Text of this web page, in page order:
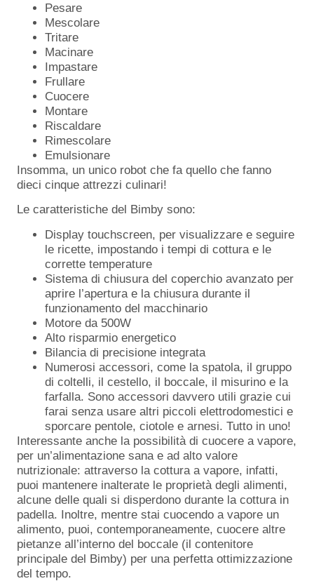
Pesare
Mescolare
Tritare
Macinare
Impastare
Frullare
Cuocere
Montare
Riscaldare
Rimescolare
Emulsionare
Insomma, un unico robot che fa quello che fanno
dieci cinque attrezzi culinari!
Le caratteristiche del Bimby sono:
Display touchscreen, per visualizzare e seguire
le ricette, impostando i tempi di cottura e le
corrette temperature
Sistema di chiusura del coperchio avanzato per
aprire l’apertura e la chiusura durante il
funzionamento del macchinario
Motore da 500W
Alto risparmio energetico
Bilancia di precisione integrata
Numerosi accessori, come la spatola, il gruppo
di coltelli, il cestello, il boccale, il misurino e la
farfalla. Sono accessori davvero utili grazie cui
farai senza usare altri piccoli elettrodomestici e
sporcare pentole, ciotole e arnesi. Tutto in uno!
Interessante anche la possibilità di cuocere a vapore,
per un’alimentazione sana e ad alto valore
nutrizionale: attraverso la cottura a vapore, infatti,
puoi mantenere inalterate le proprietà degli alimenti,
alcune delle quali si disperdono durante la cottura in
padella. Inoltre, mentre stai cuocendo a vapore un
alimento, puoi, contemporaneamente, cuocere altre
pietanze all’interno del boccale (il contenitore
principale del Bimby) per una perfetta ottimizzazione
del tempo.